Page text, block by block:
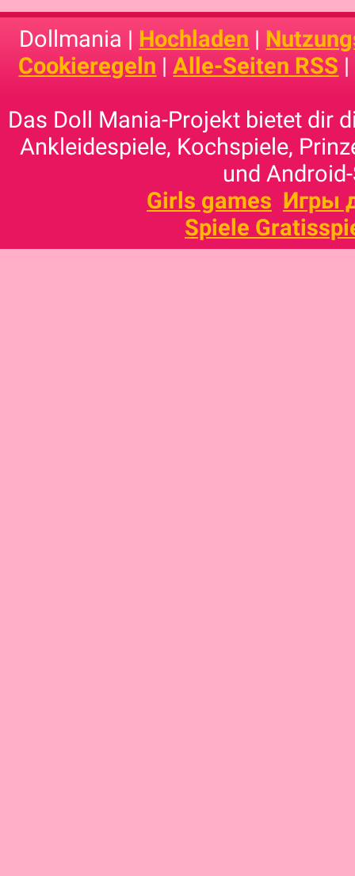
Dollmania | Hochladen |
Cookieregeln |Alle-Seiten RSS |
Das Doll Mania-Projekt bietet dir
Ankleidespiele, Kochspiele,
und
Girls games Игры
Spiele